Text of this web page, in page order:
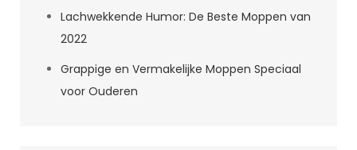
Lachwekkende Humor: De Beste Moppen van
2022
Grappige en Vermakelijke Moppen Speciaal
voor Ouderen